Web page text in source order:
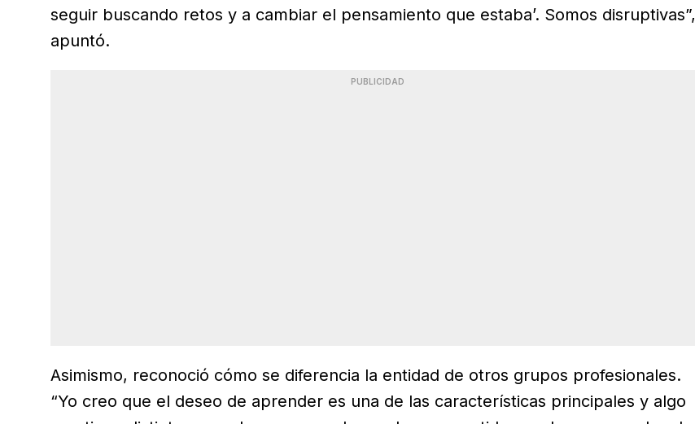
seguir buscando retos y a cambiar el pensamiento que estaba’. Somos disruptivas”,
apuntó.
PUBLICIDAD
Asimismo, reconoció cómo se diferencia la entidad de otros grupos profesionales.
“Yo creo que el deseo de aprender es una de las características principales y algo